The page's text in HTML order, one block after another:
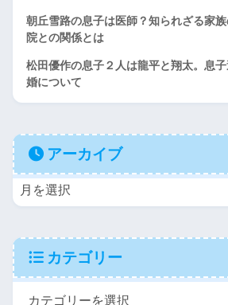
朝丘雪路の息子は医師？知られざる家
院との関係とは
松田優作の息子２人は龍平と翔太。息
婚について
アーカイブ
カテゴリー